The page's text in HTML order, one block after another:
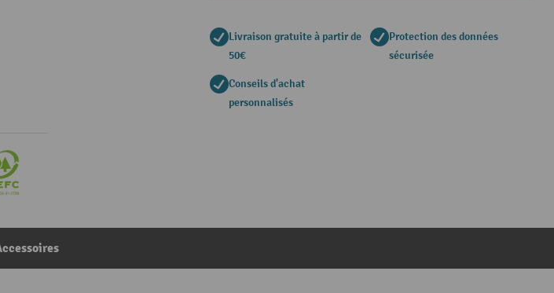
Livraison gratuite à partir de
50€
Protection des données
sécurisée
Conseils d'achat
personnalisés